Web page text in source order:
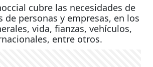
cubre las necesidades de
de personas y empresas, en los
vida, fianzas, vehículos,
entre otros.